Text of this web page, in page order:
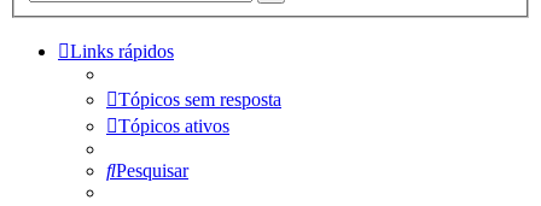
Links rápidos
Tópicos sem resposta
Tópicos ativos
Pesquisar